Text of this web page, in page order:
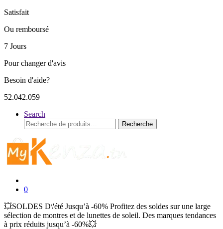
Satisfait
Ou remboursé
7 Jours
Pour changer d'avis
Besoin d'aide?
52.042.059
Search
Recherche
pour :
Recherche
0
💥SOLDES D\'été Jusqu’à -60% Profitez des soldes sur une large
sélection de montres et de lunettes de soleil. Des marques tendances
à prix réduits jusqu’à -60%💥